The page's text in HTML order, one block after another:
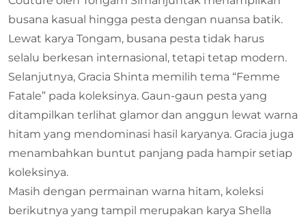
busana kasual hingga pesta dengan nuansa batik.
Lewat karya Tongam, busana pesta tidak harus
selalu berkesan internasional, tetapi tetap modern.
Selanjutnya, Gracia Shinta memilih tema “Femme
Fatale” pada koleksinya. Gaun-gaun pesta yang
ditampilkan terlihat glamor dan anggun lewat warna
hitam yang mendominasi hasil karyanya. Gracia juga
menambahkan buntut panjang pada hampir setiap
koleksinya.
Masih dengan permainan warna hitam, koleksi
berikutnya yang tampil merupakan karya Shella